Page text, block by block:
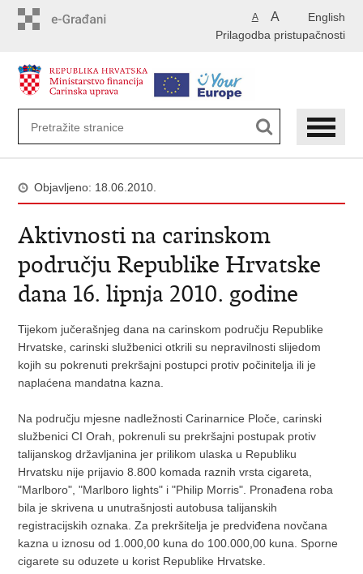
English
A A
Prilagodba pristupačnosti
Objavljeno: 18.06.2010.
Aktivnosti na carinskom
području Republike Hrvatske
dana 16. lipnja 2010. godine
Tijekom jučerašnjeg dana na carinskom području Republike
Hrvatske, carinski službenici otkrili su nepravilnosti slijedom
kojih su pokrenuti prekršajni postupci protiv počinitelja ili je
naplaćena mandatna kazna.
Na području mjesne nadležnosti Carinarnice Ploče, carinski
službenici CI Orah, pokrenuli su prekršajni postupak protiv
talijanskog državljanina jer prilikom ulaska u Republiku
Hrvatsku nije prijavio 8.800 komada raznih vrsta cigareta,
"Marlboro", "Marlboro lights" i "Philip Morris". Pronađena roba
bila je skrivena u unutrašnjosti autobusa talijanskih
registracijskih oznaka. Za prekršitelja je predviđena novčana
kazna u iznosu od 1.000,00 kuna do 100.000,00 kuna. Sporne
cigarete su oduzete u korist Republike Hrvatske.